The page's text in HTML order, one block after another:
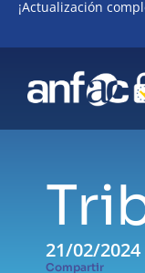
¡Actualización
21/02/2024
Compartir